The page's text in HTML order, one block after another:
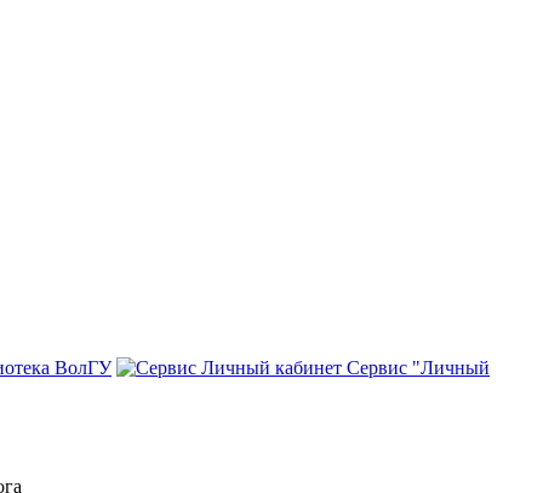
ВолГУ Сервис "Личный